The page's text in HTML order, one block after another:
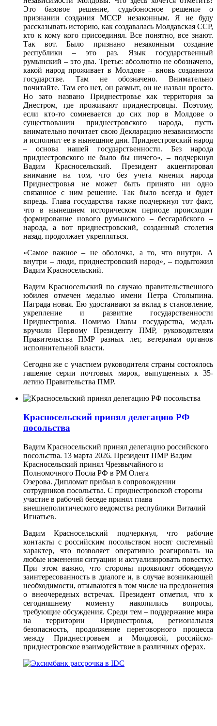
Это базовое решение, судьбоносное решение о
признании создания МССР незаконным. Я не буду
рассказывать историю, как создавалась Молдавская ССР,
кто к кому кого присоединял. Все понятно, все знают.
Так вот. Было признано незаконным создание
республики – это раз. Язык государственный
румынский – это два. Третье: абсолютно не обозначено,
какой народ проживает в Молдове – вновь созданном
государстве. Там не обозначено. Внимательно
почитайте. Там его нет, он размыт, он не назван просто.
Но зато названо Приднестровье как территория за
Днестром, где проживают приднестровцы. Поэтому,
если кто-то сомневается до сих пор в Молдове о
существовании приднестровского народа, пусть
внимательно почитает свою Декларацию независимости
и исполнит ее в нынешние дни. Приднестровский народ
– основа нашей государственности. Без народа
приднестровского не было бы ничего», – подчеркнул
Вадим Красносельский. Президент акцентировал
внимание на том, что без учета мнения народа
Приднестровья не может быть принято ни одно
связанное с ним решение. Так было всегда и будет
впредь. Глава государства также подчеркнул тот факт,
что в нынешнем историческом периоде происходит
формирование нового румынского – бессарабского –
народа, а вот приднестровский, созданный столетия
назад, продолжает укрепляться.
«Самое важное – не оболочка, а то, что внутри. А
внутри – люди, приднестровский народ», – подытожил
Вадим Красносельский.
Вадим Красносельский по случаю правительственного
юбилея отмечен медалью имени Петра Столыпина.
Награда новая. Ею удостаивают за вклад в становление,
укрепление и развитие государственности
Приднестровья. Помимо Главы государства, медаль
вручили Первому Президенту ПМР, руководителям
Правительства ПМР разных лет, ветеранам органов
исполнительной власти.
Сегодня же с участием руководителя страны состоялось
гашение серии почтовых марок, выпущенных к 35-
летию Правительства ПМР.
Красносельский принял делегацию РФ
посольства
Вадим Красносельский принял делегацию российского
посольства. 13 марта 2026. Президент ПМР Вадим
Красносельский принял Чрезвычайного и
Полномочного Посла РФ в РМ Олега
Озерова. Дипломат прибыл в сопровождении
сотрудников посольства. С приднестровской стороны
участие в рабочей беседе принял глава
внешнеполитического ведомства республики Виталий
Игнатьев.
Вадим Красносельский подчеркнул, что рабочие
контакты с российским посольством носят системный
характер, что позволяет оперативно реагировать на
любые изменения ситуации и актуализировать повестку.
При этом важно, что стороны проявляют обоюдную
заинтересованность в диалоге и, в случае возникающей
необходимости, отзываются в том числе на предложения
о внеочередных встречах. Президент отметил, что к
сегодняшнему моменту накопились вопросы,
требующие обсуждения. Среди тем – поддержание мира
на территории Приднестровья, региональная
безопасность, продолжение переговорного процесса
между Приднестровьем и Молдовой, российско-
приднестровское взаимодействие в различных сферах.